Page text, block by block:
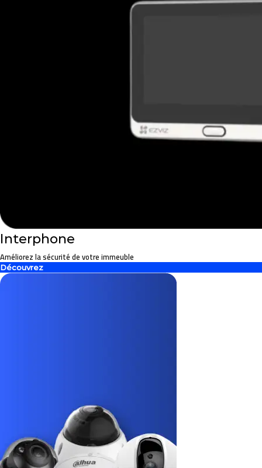
Interphone
Améliorez la sécurité de votre immeuble
Découvrez